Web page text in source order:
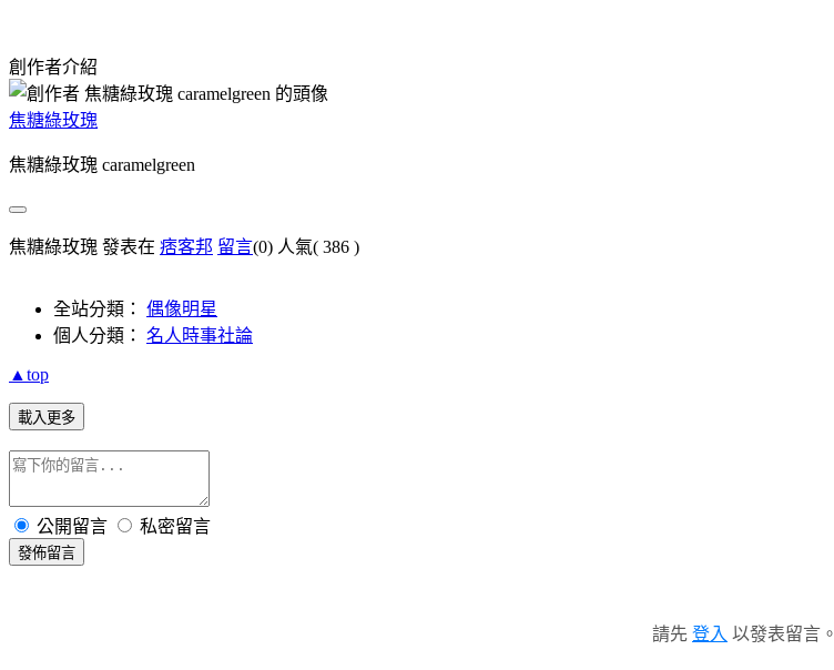
創作者介紹
焦糖綠玫瑰
焦糖綠玫瑰 caramelgreen
焦糖綠玫瑰 發表在 痞客邦 留言(0) 人氣( 386 )
全站分類： 偶像明星
個人分類： 名人時事社論
▲top
載入更多
公開留言 私密留言
發佈留言
請先 登入 以發表留言。